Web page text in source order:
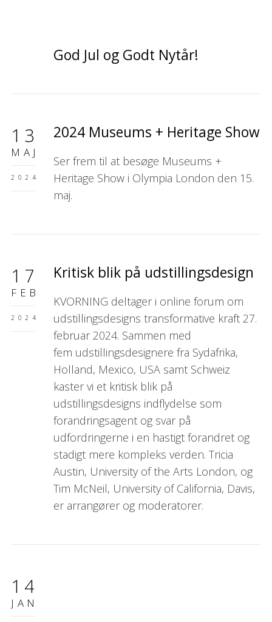
God Jul og Godt Nytår!
13
MAJ
2024
2024 Museums + Heritage Show
Ser frem til at besøge Museums +
Heritage Show i Olympia London den 15.
maj.
17
FEB
2024
Kritisk blik på udstillingsdesign
KVORNING deltager i online forum om
udstillingsdesigns transformative kraft 27.
februar 2024. Sammen med
fem udstillingsdesignere fra Sydafrika,
Holland, Mexico, USA samt Schweiz
kaster vi et kritisk blik på
udstillingsdesigns indflydelse som
forandringsagent og svar på
udfordringerne i en hastigt forandret og
stadigt mere kompleks verden. Tricia
Austin, University of the Arts London, og
Tim McNeil, University of California, Davis,
er arrangører og moderatorer.
14
JAN